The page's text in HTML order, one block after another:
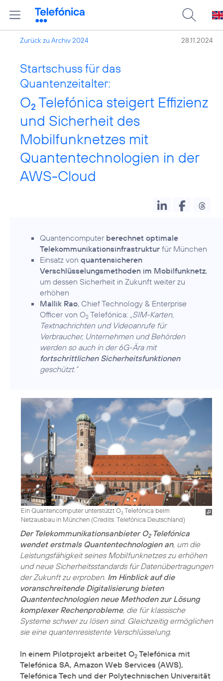
Zurück zu Archiv 2024 28.11.2024
Startschuss für das
Quantenzeitalter:
O2 Telefónica steigert Effizienz
und Sicherheit des
Mobilfunknetzes mit
Quantentechnologien in der
AWS-Cloud
Quantencomputer berechnet optimale
Telekommunikationsinfrastruktur für München
Einsatz von quantensicheren
Verschlüsselungsmethoden im Mobilfunknetz,
um dessen Sicherheit in Zukunft weiter zu
erhöhen
Mallik Rao, Chief Technology & Enterprise
Officer von O2 Telefónica: „SIM-Karten,
Textnachrichten und Videoanrufe für
Verbraucher, Unternehmen und Behörden
werden so auch in der 6G-Ära mit
fortschrittlichen Sicherheitsfunktionen
geschützt.“
Ein Quantencomputer unterstützt O2Telefónica beim
Netzausbau in München (Credits: Telefónica Deutschland)
Der Telekommunikationsanbieter O2Telefónica
wendet erstmals Quantentechnologien an, um die
Leistungsfähigkeit seines Mobilfunknetzes zu erhöhen
und neue Sicherheitsstandards für Datenübertragungen
der Zukunft zu erproben. Im Hinblick auf die
voranschreitende Digitalisierung bieten
Quantentechnologien neue Methoden zur Lösung
komplexer Rechenprobleme, die für klassische
Systeme schwer zu lösen sind. Gleichzeitig ermöglichen
sie eine quantenresistente Verschlüsselung.
In einem Pilotprojekt arbeitet O2 Telefónica mit
Telefónica SA, Amazon Web Services (AWS),
Telefónica Tech und der Polytechnischen Universität